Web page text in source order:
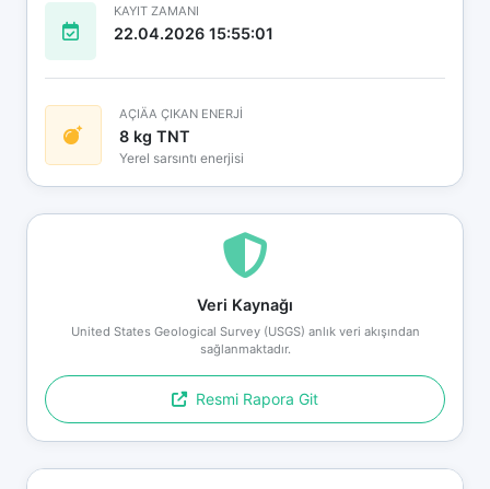
KAYIT ZAMANI
22.04.2026 15:55:01
AÇIÄA ÇIKAN ENERJİ
8 kg TNT
Yerel sarsıntı enerjisi
Veri Kaynağı
United States Geological Survey (USGS) anlık veri akışından
sağlanmaktadır.
Resmi Rapora Git